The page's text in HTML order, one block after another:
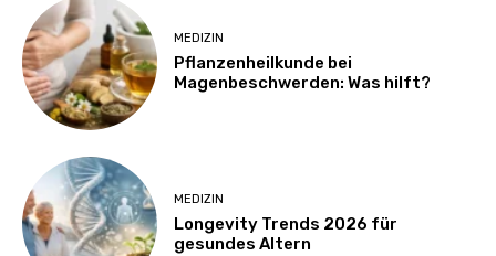
MEDIZIN
Pflanzenheilkunde bei
Magenbeschwerden: Was hilft?
MEDIZIN
Longevity Trends 2026 für
gesundes Altern